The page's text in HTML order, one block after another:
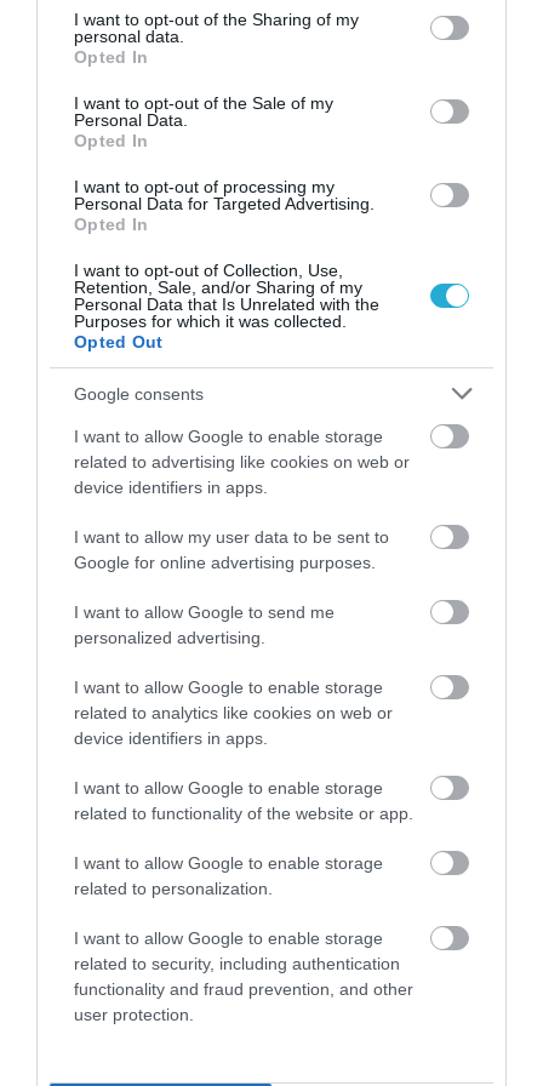
not limited to your visit or usage behaviour. You may click to
grant or deny consent to Google and its third-party tags to
use your data for below specified purposes in below Google
consent section.
I want to opt-out of the Sharing of my
personal data.
Opted In
I want to opt-out of the Sale of my
Personal Data.
Opted In
I want to opt-out of processing my
Personal Data for Targeted Advertising.
Opted In
I want to opt-out of Collection, Use,
Retention, Sale, and/or Sharing of my
Personal Data that Is Unrelated with the
Purposes for which it was collected.
Opted Out
Google consents
I want to allow Google to enable storage
related to advertising like cookies on web or
device identifiers in apps.
I want to allow my user data to be sent to
Google for online advertising purposes.
I want to allow Google to send me
personalized advertising.
I want to allow Google to enable storage
related to analytics like cookies on web or
device identifiers in apps.
I want to allow Google to enable storage
related to functionality of the website or app.
I want to allow Google to enable storage
related to personalization.
I want to allow Google to enable storage
related to security, including authentication
functionality and fraud prevention, and other
user protection.
ΚΩΣΤΑΣ ΚΑΛΛΙΑΝΤΕΡΗΣ
08.08.2026 | 23:10
δικαιούχοι -Ποιους αφορά
ΚΩΣΤΑΣ ΚΑΛΛΙΑΝΤΕΡΗΣ
08.08.2026 | 23:05
Ποιοι μπορούν να πάρουν επίδομα 391
ευρώ χωρίς εισοδηματικά κριτήρια
ΚΩΣΤΑΣ ΚΑΛΛΙΑΝΤΕΡΗΣ
08.08.2026 | 22:20
PODCASTS
Μπαλατσούκας pagenews.gr:«Η κυβέρνηση θυμάται τους
πυροσβέστες όταν τους λέει ήρωες–όχι όταν ζητούν
στήριξη»
Γ.Βρεττάκος στο pagenews.gr: «Το ΠΑΣΟΚ μπλοκάρει τη
Συνταγματική Αναθεώρηση και φορτώνει ευθύνες στη